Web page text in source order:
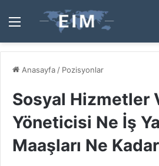
Menü
Anasayfa / Pozisyonlar
Sosyal Hizmetler
Yöneticisi Ne İş
Maaşları Ne